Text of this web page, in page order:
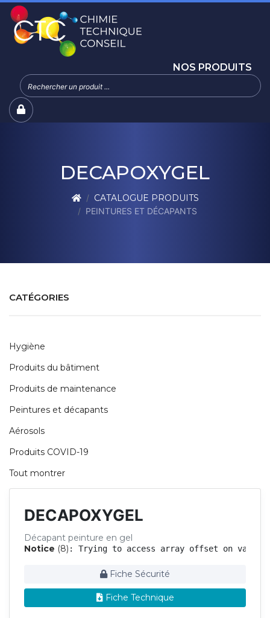
NOS PRODUITS
DECAPOXYGEL
CATALOGUE PRODUITS
PEINTURES ET DÉCAPANTS
CATÉGORIES
Hygiène
Produits du bâtiment
Produits de maintenance
Peintures et décapants
Aérosols
Produits COVID-19
Tout montrer
DECAPOXYGEL
Décapant peinture en gel
Notice (8) : Trying to access array offset on
Fiche Sécurité
Fiche Technique